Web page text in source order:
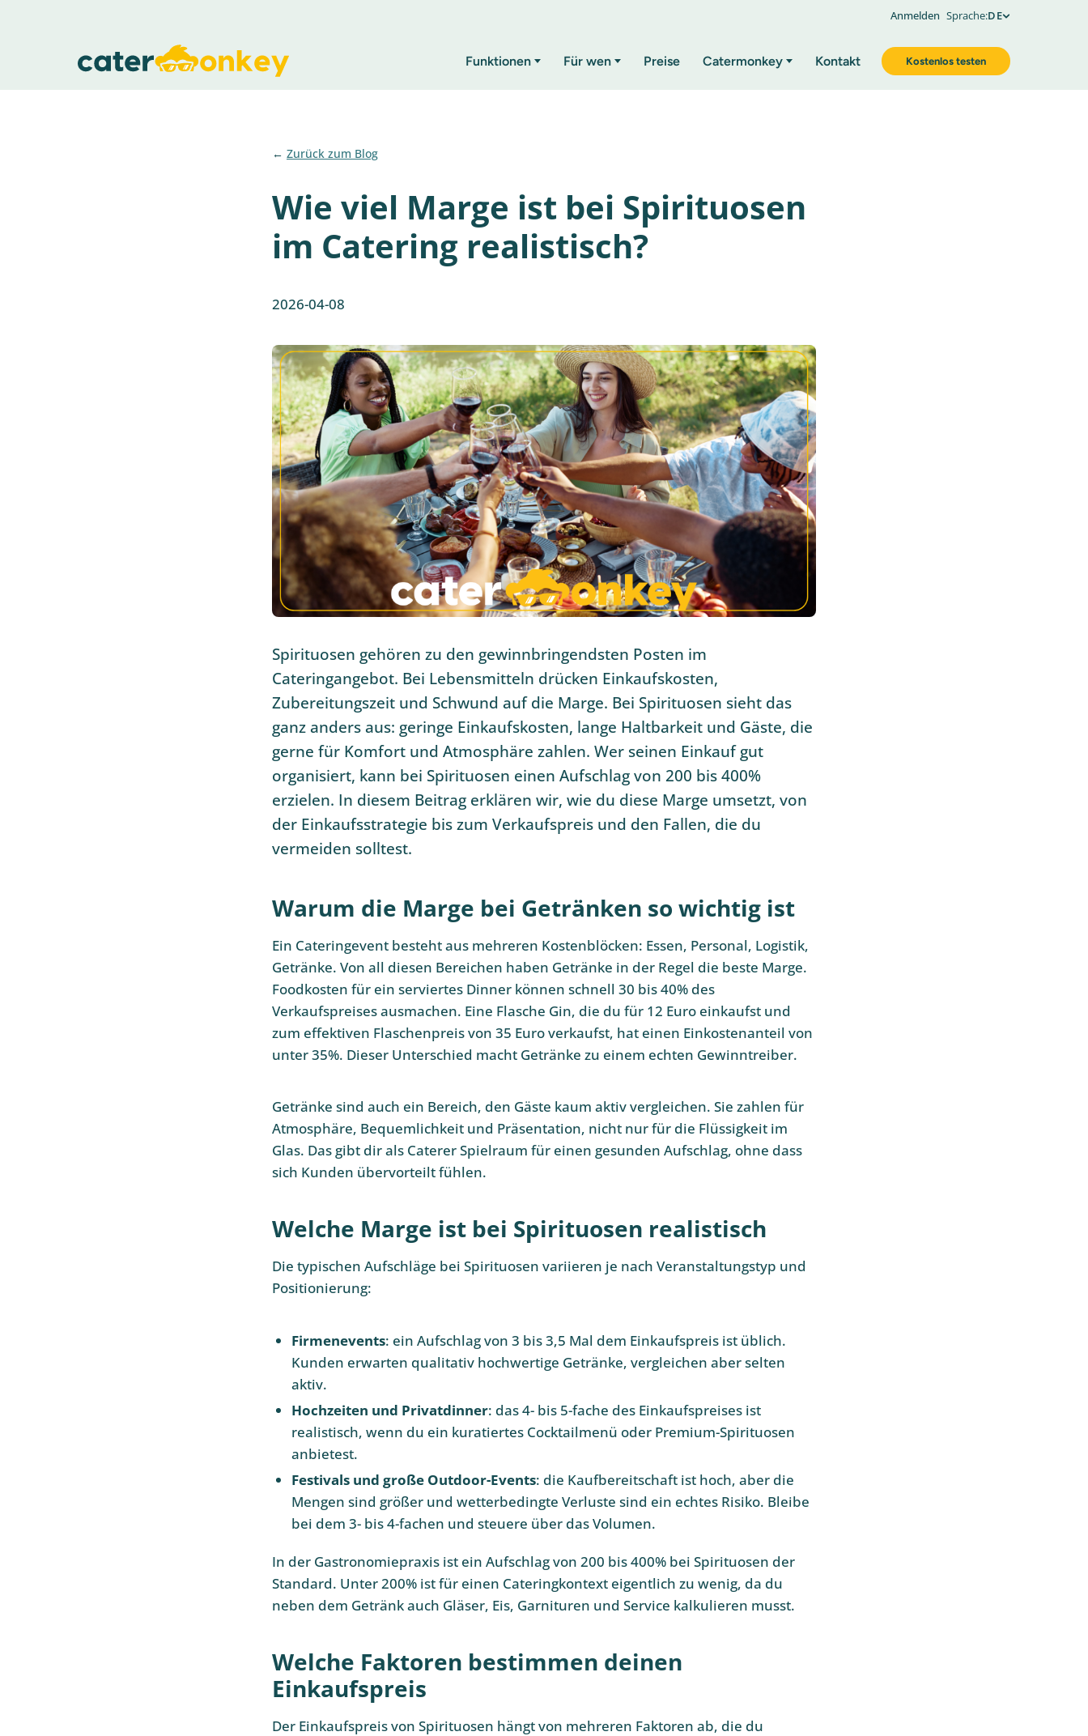
Anmelden Sprache:DE
Funktionen Für wen Preise Catermonkey Kontakt Kostenlos testen
Zurück zum Blog
Wie viel Marge ist bei Spirituosen
im Catering realistisch?
2026-04-08
Spirituosen gehören zu den gewinnbringendsten Posten im
Cateringangebot. Bei Lebensmitteln drücken Einkaufskosten,
Zubereitungszeit und Schwund auf die Marge. Bei Spirituosen sieht das
ganz anders aus: geringe Einkaufskosten, lange Haltbarkeit und Gäste, die
gerne für Komfort und Atmosphäre zahlen. Wer seinen Einkauf gut
organisiert, kann bei Spirituosen einen Aufschlag von 200 bis 400%
erzielen. In diesem Beitrag erklären wir, wie du diese Marge umsetzt, von
der Einkaufsstrategie bis zum Verkaufspreis und den Fallen, die du
vermeiden solltest.
Warum die Marge bei Getränken so wichtig ist
Ein Cateringevent besteht aus mehreren Kostenblöcken: Essen, Personal, Logistik,
Getränke. Von all diesen Bereichen haben Getränke in der Regel die beste Marge.
Foodkosten für ein serviertes Dinner können schnell 30 bis 40% des
Verkaufspreises ausmachen. Eine Flasche Gin, die du für 12 Euro einkaufst und
zum effektiven Flaschenpreis von 35 Euro verkaufst, hat einen Einkostenanteil von
unter 35%. Dieser Unterschied macht Getränke zu einem echten Gewinntreiber.
Getränke sind auch ein Bereich, den Gäste kaum aktiv vergleichen. Sie zahlen für
Atmosphäre, Bequemlichkeit und Präsentation, nicht nur für die Flüssigkeit im
Glas. Das gibt dir als Caterer Spielraum für einen gesunden Aufschlag, ohne dass
sich Kunden übervorteilt fühlen.
Welche Marge ist bei Spirituosen realistisch
Die typischen Aufschläge bei Spirituosen variieren je nach Veranstaltungstyp und
Positionierung:
Firmenevents: ein Aufschlag von 3 bis 3,5 Mal dem Einkaufspreis ist üblich.
Kunden erwarten qualitativ hochwertige Getränke, vergleichen aber selten
aktiv.
Hochzeiten und Privatdinner: das 4- bis 5-fache des Einkaufspreises ist
realistisch, wenn du ein kuratiertes Cocktailmenü oder Premium-Spirituosen
anbietest.
Festivals und große Outdoor-Events: die Kaufbereitschaft ist hoch, aber die
Mengen sind größer und wetterbedingte Verluste sind ein echtes Risiko. Bleibe
bei dem 3- bis 4-fachen und steuere über das Volumen.
In der Gastronomiepraxis ist ein Aufschlag von 200 bis 400% bei Spirituosen der
Standard. Unter 200% ist für einen Cateringkontext eigentlich zu wenig, da du
neben dem Getränk auch Gläser, Eis, Garnituren und Service kalkulieren musst.
Welche Faktoren bestimmen deinen
Einkaufspreis
Der Einkaufspreis von Spirituosen hängt von mehreren Faktoren ab, die du